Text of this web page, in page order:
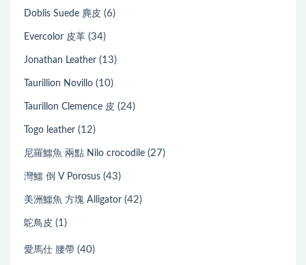
Doblis Suede 麂皮 (6)
Evercolor 皮革 (34)
Jonathan Leather (13)
Taurillion Novillo (10)
Taurillon Clemence 皮 (24)
Togo leather (12)
尼羅鱷魚 兩點 Nilo crocodile (27)
灣鱷 倒 V Porosus (43)
美洲鱷魚 方塊 Alligator (42)
鴕鳥皮 (1)
愛馬仕 腰帶 (40)